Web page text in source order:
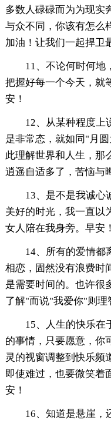
多数人碌碌而为为现实
与众不同，你该有怎么
加油！让我们一起捍卫
11、不论何时何地
把握好每一个今天，就
安！
12、从某种程度上
是非常态，就如同"月
此理解世界和人生，那
逍遥自适多了，苦恼与
13、是不是我诚心
美好的时光，我一直以
女人陪在我身旁。早安！
14、所有的爱情都
相恋，固然没有浪费时
是需要时间的。也许很
了解"而说"我爱你"则理
15、人生的快乐在
的事情，只要愿意，你
灵的视窗调整到快乐频
即使难过，也要微笑着
安！
16、知道是悬崖，